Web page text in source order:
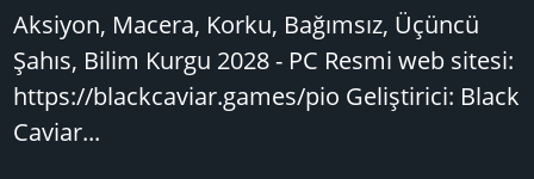
Aksiyon, Macera, Korku, Bağımsız, Üçüncü
Şahıs, Bilim Kurgu 2028 - PC Resmi web sitesi:
https://blackcaviar.games/pio Geliştirici: Black
Caviar...